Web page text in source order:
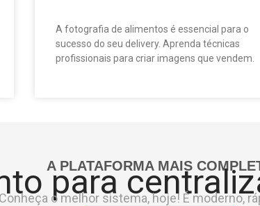
A fotografia de alimentos é essencial para o
sucesso do seu delivery. Aprenda técnicas
profissionais para criar imagens que vendem.
A PLATAFORMA MAIS
para
o melhor sistema, hoje! É moderno,